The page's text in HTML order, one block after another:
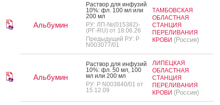
Альбумин
Рас­твор для ин­фу­зий
10%: фл. 100 мл или
200 мл
РУ: ЛП-№(015382)-
(РГ-RU) от 18.06.26
Предыдущий РУ: Р
N003077/01
ТАМБОВСКАЯ
ОБЛАСТНАЯ
СТАНЦИЯ
ПЕРЕЛИВАНИЯ
КРОВИ (Россия)
Альбумин
Рас­твор для ин­фу­зий
10%: фл. 50 мл, 100
мл или 200 мл
РУ: Р N003840/01 от
15.12.09
ЛИПЕЦКАЯ
ОБЛАСТНАЯ
СТАНЦИЯ
ПЕРЕЛИВАНИЯ
КРОВИ (Россия)